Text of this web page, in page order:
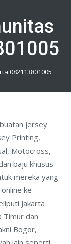
082113801005
jersey
Printing,
Motocross,
baju khusus
mereka yang
ke
Jakarta
Timur dan
Bogor,